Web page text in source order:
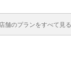
店舗のプランをすべて見